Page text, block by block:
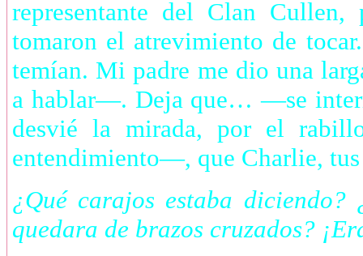
representante del Clan
tomaron el atrevimiento de
temían. Mi padre me dio una
a hablar—. Deja que… —se
desvié la mirada, por el
entendimiento—, que Charlie, tus
¿Qué carajos estaba diciendo?
quedara de brazos cruzados?